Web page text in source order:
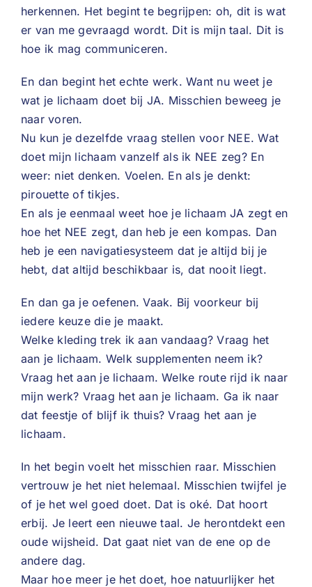
herkennen. Het begint te begrijpen: oh, dit is wat
er van me gevraagd wordt. Dit is mijn taal. Dit is
hoe ik mag communiceren.
En dan begint het echte werk. Want nu weet je
wat je lichaam doet bij JA. Misschien beweeg je
naar voren.
Nu kun je dezelfde vraag stellen voor NEE. Wat
doet mijn lichaam vanzelf als ik NEE zeg? En
weer: niet denken. Voelen. En als je denkt:
pirouette of tikjes.
En als je eenmaal weet hoe je lichaam JA zegt en
hoe het NEE zegt, dan heb je een kompas. Dan
heb je een navigatiesysteem dat je altijd bij je
hebt, dat altijd beschikbaar is, dat nooit liegt.
En dan ga je oefenen. Vaak. Bij voorkeur bij
iedere keuze die je maakt.
Welke kleding trek ik aan vandaag? Vraag het
aan je lichaam. Welk supplementen neem ik?
Vraag het aan je lichaam. Welke route rijd ik naar
mijn werk? Vraag het aan je lichaam. Ga ik naar
dat feestje of blijf ik thuis? Vraag het aan je
lichaam.
In het begin voelt het misschien raar. Misschien
vertrouw je het niet helemaal. Misschien twijfel je
of je het wel goed doet. Dat is oké. Dat hoort
erbij. Je leert een nieuwe taal. Je herontdekt een
oude wijsheid. Dat gaat niet van de ene op de
andere dag.
Maar hoe meer je het doet, hoe natuurlijker het